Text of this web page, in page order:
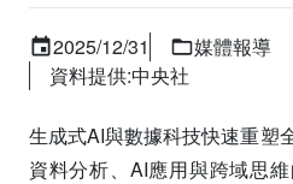
2025/12/31
媒體報導
資料提供:中央社
生成式AI與數據科技快速重塑
資料分析、AI應用與跨域思